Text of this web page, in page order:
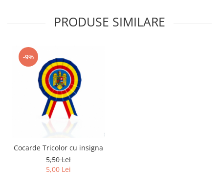
PRODUSE SIMILARE
-9%
Cocarde Tricolor cu insigna
5,50 Lei
5,00 Lei